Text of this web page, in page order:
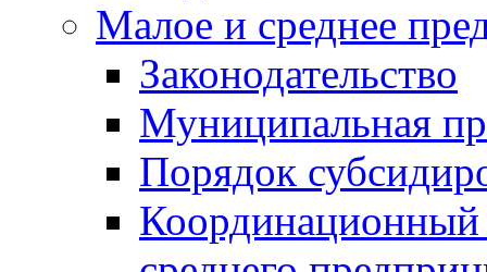
Малое и среднее
Законодательство
Муниципальная
Порядок
Координационный